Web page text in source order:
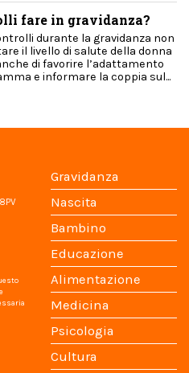
fare in gravidanza?
durante la gravidanza non
il livello di salute della donna
di favorire l’adattamento
e informare la coppia sul...
Gravidanza
Nascita
Bambino
Educazione
Alimentazione
Medicina
Psicologia
Cultura